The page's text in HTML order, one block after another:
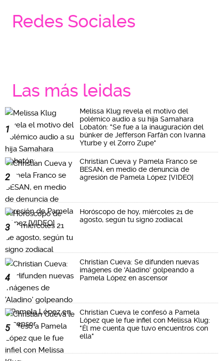
Redes Sociales
Las más leidas
1
Melissa Klug revela el motivo del
polémico audio a su hija Samahara
Lobatón: "Se fue a la inauguración del
búnker de Jefferson Farfán con Ivanna
Yturbe y el Zorro Zupe"
2
Christian Cueva y Pamela Franco se
BESAN, en medio de denuncia de
agresión de Pamela López [VIDEO]
3
Horóscopo de hoy, miércoles 21 de
agosto, según tu signo zodiacal
4
Christian Cueva: Se difunden nuevas
imágenes de 'Aladino' golpeando a
Pamela López en ascensor
5
Christian Cueva le confesó a Pamela
López que le fue infiel con Melissa Klug:
"Él me cuenta que tuvo encuentros con
ella"